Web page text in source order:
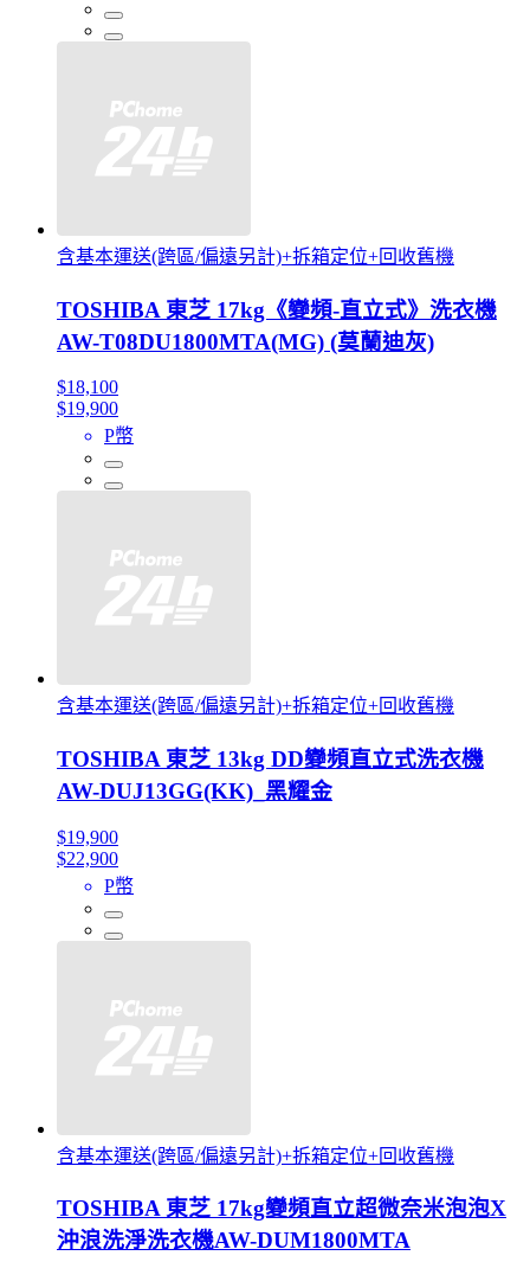
含基本運送(跨區/偏遠另計)+拆箱定位+回收舊機
TOSHIBA 東芝 17kg《變頻-直立式》洗衣機
AW-T08DU1800MTA(MG) (莫蘭迪灰)
$18,100
$19,900
P幣
含基本運送(跨區/偏遠另計)+拆箱定位+回收舊機
TOSHIBA 東芝 13kg DD變頻直立式洗衣機
AW-DUJ13GG(KK)_黑耀金
$19,900
$22,900
P幣
含基本運送(跨區/偏遠另計)+拆箱定位+回收舊機
TOSHIBA 東芝 17kg變頻直立超微奈米泡泡X
沖浪洗淨洗衣機AW-DUM1800MTA